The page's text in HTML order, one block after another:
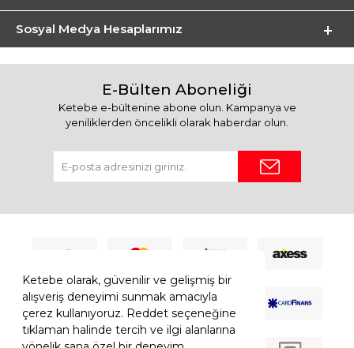
Ketebe olarak, güvenilir ve gelişmiş bir
alışveriş deneyimi sunmak amacıyla
çerez kullanıyoruz. Reddet seçeneğine
tıklaman halinde tercih ve ilgi alanlarına
Sosyal Medya Hesaplarımız
E-Bülten Aboneliği
Ketebe e-bültenine abone olun. Kampanya ve
yeniliklerden öncelikli olarak haberdar olun.